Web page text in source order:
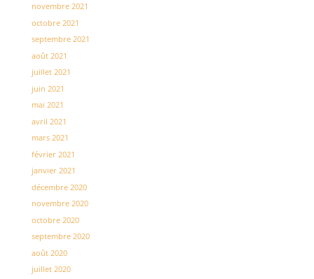
novembre 2021
octobre 2021
septembre 2021
août 2021
juillet 2021
juin 2021
mai 2021
avril 2021
mars 2021
février 2021
janvier 2021
décembre 2020
novembre 2020
octobre 2020
septembre 2020
août 2020
juillet 2020